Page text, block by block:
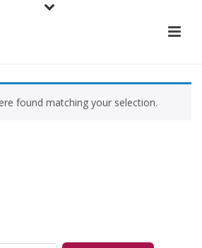
found matching your selection.